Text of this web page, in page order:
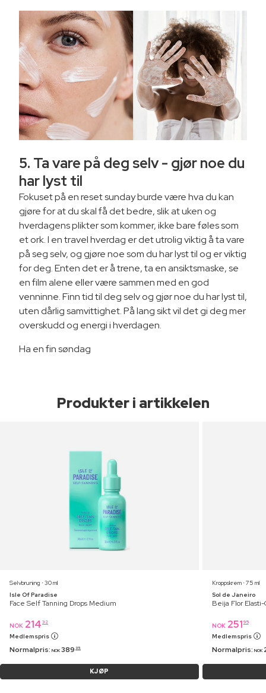
5. Ta vare på deg selv - gjør noe du
har lyst til
Fokuset på en reset sunday burde være hva du kan
gjøre for at du skal få det bedre, slik at uken og
hverdagens plikter som kommer, ikke bare føles som
et ork. I en travel hverdag er det utrolig viktig å ta vare
på seg selv, og gjøre noe som du har lyst til og er viktig
for deg. Enten det er å trene, ta en ansiktsmaske, se
en film alene eller være sammen med en god
venninne. Finn tid til deg selv og gjør noe du har lyst til,
uten dårlig samvittighet. På lang sikt vil det gi deg mer
overskudd og energi i hverdagen.
Ha en fin søndag
Produkter i artikkelen
Selvbruning ⋅ 30 ml
Isle Of Paradise
Face Self Tanning Drops Medium
NOK 214 32
Medlemspris
Normalpris: NOK 389 95
KJØP
Kroppskrem ⋅ 75 ml
Sol de Janeiro
Beija Flor
NOK 251 95
Medlemspris
Normalpris: NOK